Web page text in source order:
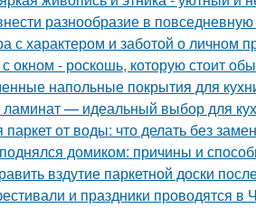
разнообразие в
с характером и заботой о личном
окном - роскошь, которую стоит
напольные покрытия для
— идеальный выбор для
паркет от воды: что делать без
домиком: причины и
вздутие паркетной доски
и праздники проводятся в